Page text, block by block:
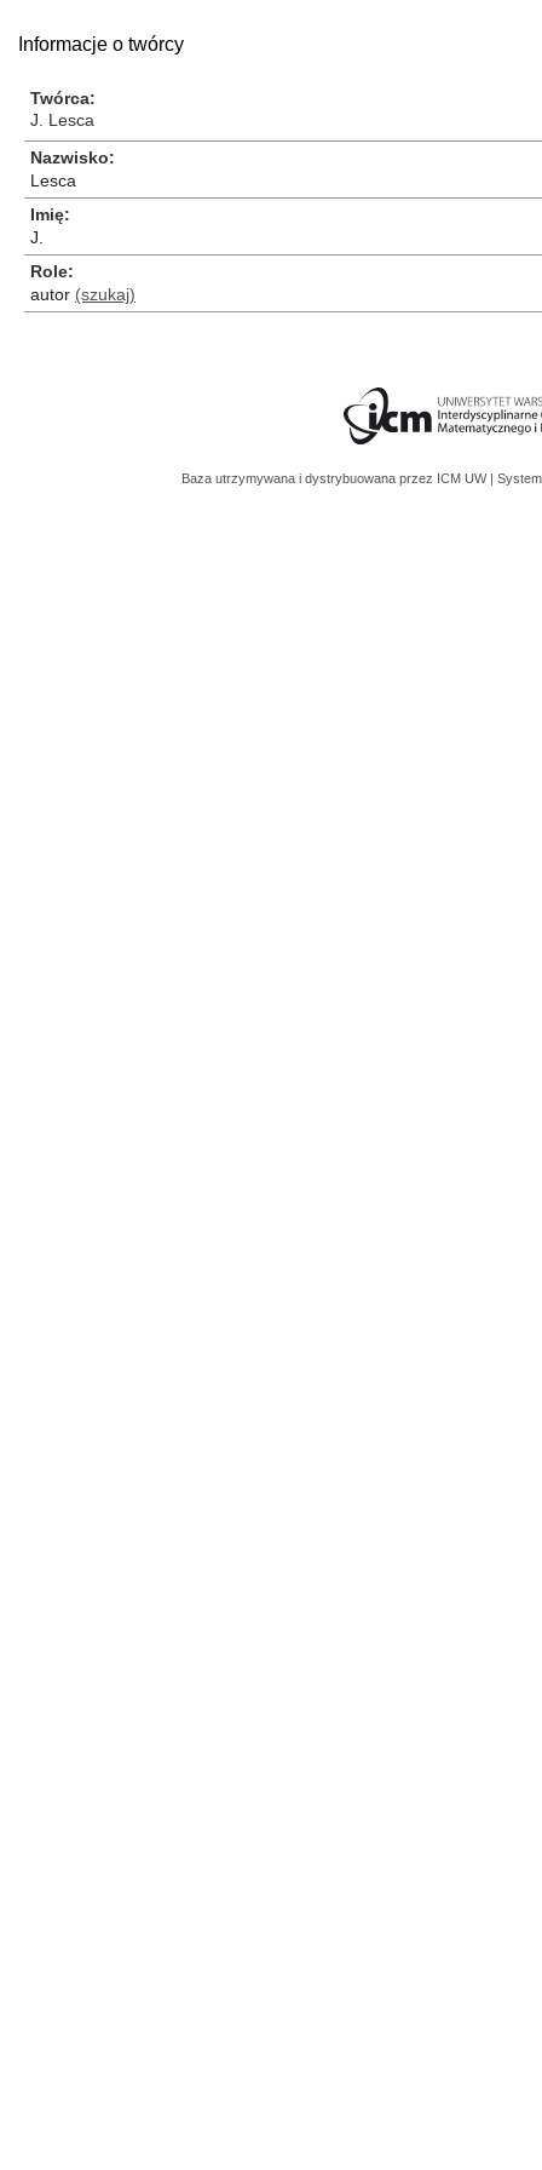
Informacje o twórcy
Twórca
J. Lesca
Nazwisko
Lesca
Imię
J.
Role
autor (szukaj)
Baza utrzymywana i dystrybuowana przez ICM UW |